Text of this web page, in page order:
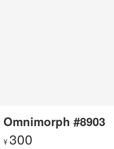
Omnimorph #8903
¥ 300